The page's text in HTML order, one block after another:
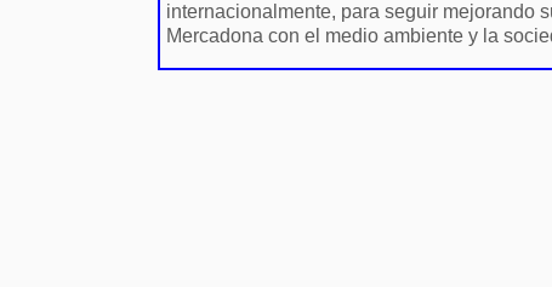
internacionalmente, para seguir mejorando
Mercadona con el medio ambiente y la